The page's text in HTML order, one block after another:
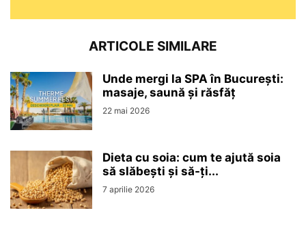
ARTICOLE SIMILARE
Unde mergi la SPA în București:
masaje, saună și răsfăț
22 mai 2026
Dieta cu soia: cum te ajută soia
să slăbești și să-ți...
7 aprilie 2026